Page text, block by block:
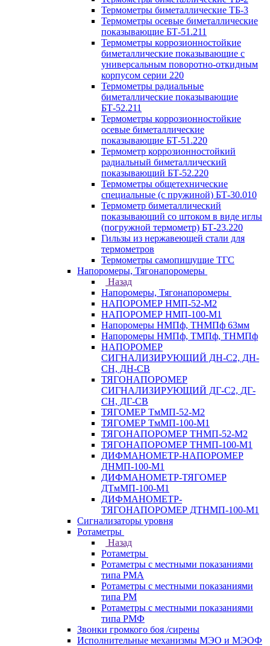
Термометры биметаллические ТБ-3
Термометры осевые биметаллические
показывающие БТ-51.211
Термометры коррозионностойкие
биметаллические показывающие с
универсальным поворотно-откидным
корпусом серии 220
Термометры радиальные
биметаллические показывающие
БТ-52.211
Термометры коррозионностойкие
осевые биметаллические
показывающие БТ-51.220
Термометр коррозионностойкий
радиальный биметаллический
показывающий БТ-52.220
Термометры общетехнические
специальные (с пружиной) БТ-30.010
Термометр биметаллический
показывающий со штоком в виде иглы
(погружной термометр) БТ-23.220
Гильзы из нержавеющей стали для
термометров
Термометры самопишущие ТГС
Напоромеры, Тягонапоромеры
Назад
Напоромеры, Тягонапоромеры
НАПОРОМЕР НМП-52-М2
НАПОРОМЕР НМП-100-М1
Напоромеры НМПф, ТНМПф 63мм
Напоромеры НМПф, ТМПф, ТНМПф
НАПОРОМЕР
СИГНАЛИЗИРУЮЩИЙ ДН-С2, ДН-
СН, ДН-СВ
ТЯГОНАПОРОМЕР
СИГНАЛИЗИРУЮЩИЙ ДГ-С2, ДГ-
СН, ДГ-СВ
ТЯГОМЕР ТмМП-52-М2
ТЯГОМЕР ТмМП-100-М1
ТЯГОНАПОРОМЕР ТНМП-52-М2
ТЯГОНАПОРОМЕР ТНМП-100-М1
ДИФМАНОМЕТР-НАПОРОМЕР
ДНМП-100-М1
ДИФМАНОМЕТР-ТЯГОМЕР
ДТмМП-100-М1
ДИФМАНОМЕТР-
ТЯГОНАПОРОМЕР ДТНМП-100-М1
Сигнализаторы уровня
Ротаметры
Назад
Ротаметры
Ротаметры с местными показаниями
типа РМА
Ротаметры с местными показаниями
типа РМ
Ротаметры с местными показаниями
типа РМФ
Звонки громкого боя /сирены
Исполнительные механизмы МЭО и МЭОФ